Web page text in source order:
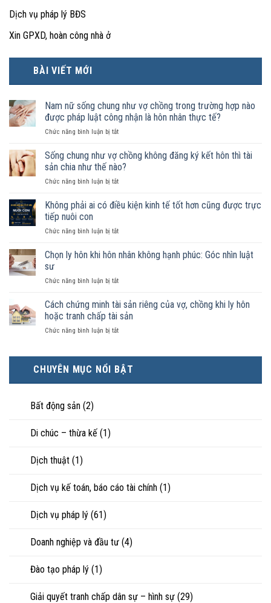
Dịch vụ pháp lý BĐS
Xin GPXD, hoàn công nhà ở
BÀI VIẾT MỚI
Nam nữ sống chung như vợ chồng trong trường hợp nào
được pháp luật công nhận là hôn nhân thực tế?
Chức năng bình luận bị tắtở
nữ
sống
chung
như
chồng
hợp
được
công
là
hôn
Sống chung như vợ chồng không đăng ký kết hôn thì tài
sản chia như thế nào?
Chức năng bình luận bị tắtở
chung
chồng
đăng
hôn
tài
sản
như
nào?
Không phải ai có điều kiện kinh tế tốt hơn cũng được trực
tiếp nuôi con
Chức năng bình luận bị tắtở
phải
điều
kinh
tế
hơn
trực
tiếp
nuôi
Chọn ly hôn khi hôn nhân không hạnh phúc: Góc nhìn luật
sư
Chức năng bình luận bị tắtở
ly
hôn
khi
hôn
hạnh
phúc:
Góc
Cách chứng minh tài sản riêng của vợ, chồng khi ly hôn
hoặc tranh chấp tài sản
Chức năng bình luận bị tắtở
tài
sản
chấp
CHUYÊN MỤC NỔI BẬT
Bất động sản (2)
Di chúc – thừa kế (1)
Dịch thuật (1)
Dịch vụ kế toán, báo cáo tài chính (1)
Dịch vụ pháp lý (61)
Doanh nghiệp và đầu tư (4)
Đào tạo pháp lý (1)
Giải quyết tranh chấp dân sự – hình sự (29)